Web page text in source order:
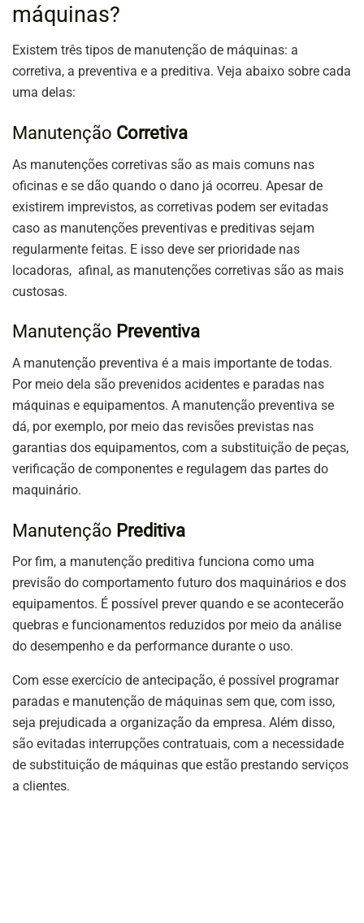
máquinas?
Existem três tipos de manutenção de máquinas: a
corretiva, a preventiva e a preditiva. Veja abaixo sobre cada
uma delas:
Manutenção Corretiva
As manutenções corretivas são as mais comuns nas
oficinas e se dão quando o dano já ocorreu. Apesar de
existirem imprevistos, as corretivas podem ser evitadas
caso as manutenções preventivas e preditivas sejam
regularmente feitas. E isso deve ser prioridade nas
locadoras, afinal, as manutenções corretivas são as mais
custosas.
Manutenção Preventiva
A manutenção preventiva é a mais importante de todas.
Por meio dela são prevenidos acidentes e paradas nas
máquinas e equipamentos. A manutenção preventiva se
dá, por exemplo, por meio das revisões previstas nas
garantias dos equipamentos, com a substituição de peças,
verificação de componentes e regulagem das partes do
maquinário.
Manutenção Preditiva
Por fim, a manutenção preditiva funciona como uma
previsão do comportamento futuro dos maquinários e dos
equipamentos. É possível prever quando e se acontecerão
quebras e funcionamentos reduzidos por meio da análise
do desempenho e da performance durante o uso.
Com esse exercício de antecipação, é possível programar
paradas e manutenção de máquinas sem que, com isso,
seja prejudicada a organização da empresa. Além disso,
são evitadas interrupções contratuais, com a necessidade
de substituição de máquinas que estão prestando serviços
a clientes.